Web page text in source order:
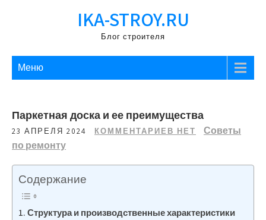
IKA-STROY.RU
Блог строителя
Меню
Паркетная доска и ее преимущества
23 АПРЕЛЯ 2024 КОММЕНТАРИЕВ НЕТ
Советы
по ремонту
Содержание
Структура и производственные характеристики